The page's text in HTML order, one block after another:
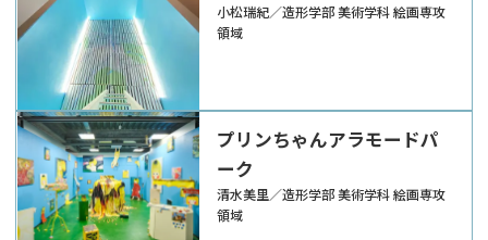
小松瑞紀／造形学部 美術学科 絵画専攻
領域
プリンちゃんアラモードパ
ーク
清水美里／造形学部 美術学科 絵画専攻
領域